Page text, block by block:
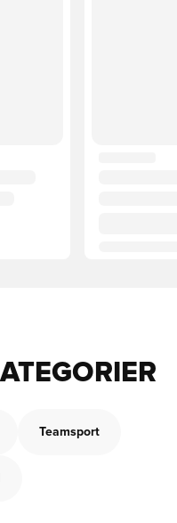
Teamsport